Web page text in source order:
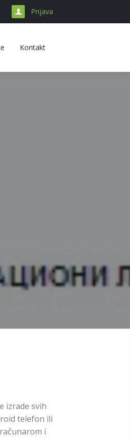
Prijava
Kontakt
izrade svih
telefon ili
i